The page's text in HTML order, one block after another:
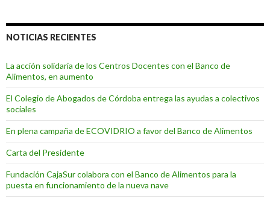
NOTICIAS RECIENTES
La acción solidaria de los Centros Docentes con el Banco de
Alimentos, en aumento
El Colegio de Abogados de Córdoba entrega las ayudas a colectivos
sociales
En plena campaña de ECOVIDRIO a favor del Banco de Alimentos
Carta del Presidente
Fundación CajaSur colabora con el Banco de Alimentos para la
puesta en funcionamiento de la nueva nave